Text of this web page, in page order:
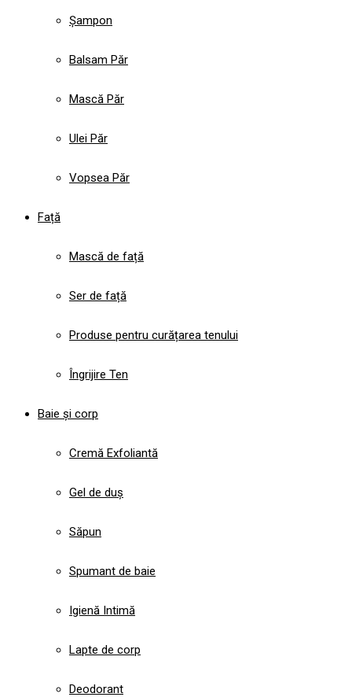
Șampon
Balsam Păr
Mască Păr
Ulei Păr
Vopsea Păr
Față
Mască de față
Ser de față
Produse pentru curățarea tenului
Îngrijire Ten
Baie și corp
Cremă Exfoliantă
Gel de duș
Săpun
Spumant de baie
Igienă Intimă
Lapte de corp
Deodorant